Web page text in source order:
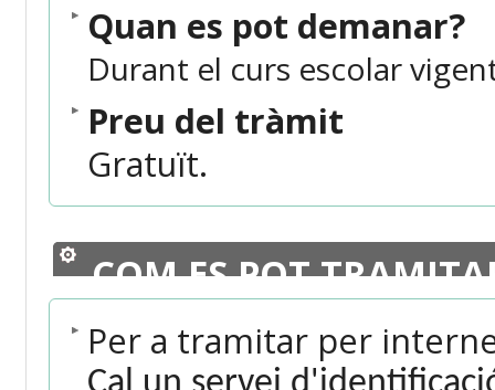
Quan es pot demanar?
Durant el curs escolar
Preu del tràmit
Gratuït.
COM ES POT
Per a tramitar per